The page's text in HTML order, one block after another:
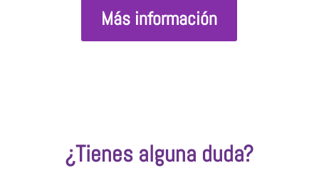
Más información
¿Tienes alguna duda?